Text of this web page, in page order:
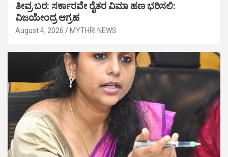
ತೀವ್ರ ಬರ: ಸರ್ಕಾರವೇ ರೈತರ ವಿಮಾ ಹಣ ಭರಿಸಲಿ:
ವಿಜಯೇಂದ್ರ ಆಗ್ರಹ
August 4, 2026 MYTHRI NEWS